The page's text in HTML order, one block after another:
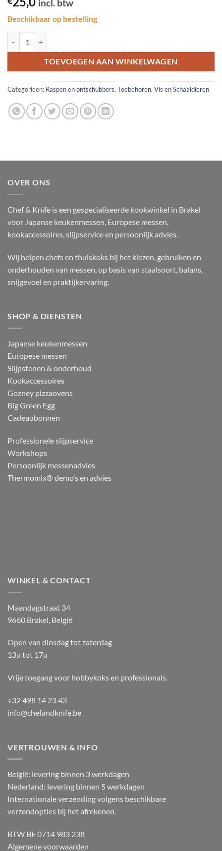
incl. btw
Beschikbaar op bestelling
TOEVOEGEN AAN WINKELWAGEN
Categorieën: Raspen en ontschubbers,Toebehoren,Vis en Schaaldieren
OVER ONS
Chef & Knife is een gespecialiseerde kookwinkel in Brakel
voor Japanse keukenmessen, Europese messen,
kookaccessoires, slijpservice en persoonlijk advies.
Wij helpen chefs en thuiskoks bij het kiezen, gebruiken en
onderhouden van messen, op basis van staalsoort, balans,
snijgevoel en praktijkervaring.
SHOP & DIENSTEN
Japanse keukenmessen
Europese messen
Slijpstenen & onderhoud
Kookaccessoires
Gozney pizzaovens
Big Green Egg
Cadeaubonnen
Professionele slijpservice
Workshops
Persoonlijk messenadvies
Thermomix® demo’s en advies
WINKEL & CONTACT
Maandagstraat 34
9660 Brakel, België
Open van dinsdag tot zaterdag
13u tot 17u
Vrije toegang voor hobbykoks en professionals.
+32 498 14 23 43
info@chefandknife.be
VERTROUWEN & INFO
België: levering binnen 3 werkdagen
Nederland: levering binnen 5 werkdagen
Internationale verzending volgens beschikbare
verzendopties bij het afrekenen.
BTW BE 0714 983 238
Algemene voorwaarden